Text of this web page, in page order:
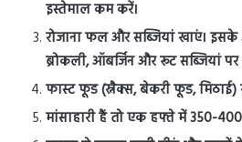
इस्तेमाल कम करें।
रोजाना फल और सब्जियां खाएं। इसके
ब्रोकली, ऑबर्जिन और रूट सब्जियां पर
फास्ट फूड (स्नैक्स, बेकरी फूड,
मांसाहारी हैं तो एक हफ्ते में 350-400